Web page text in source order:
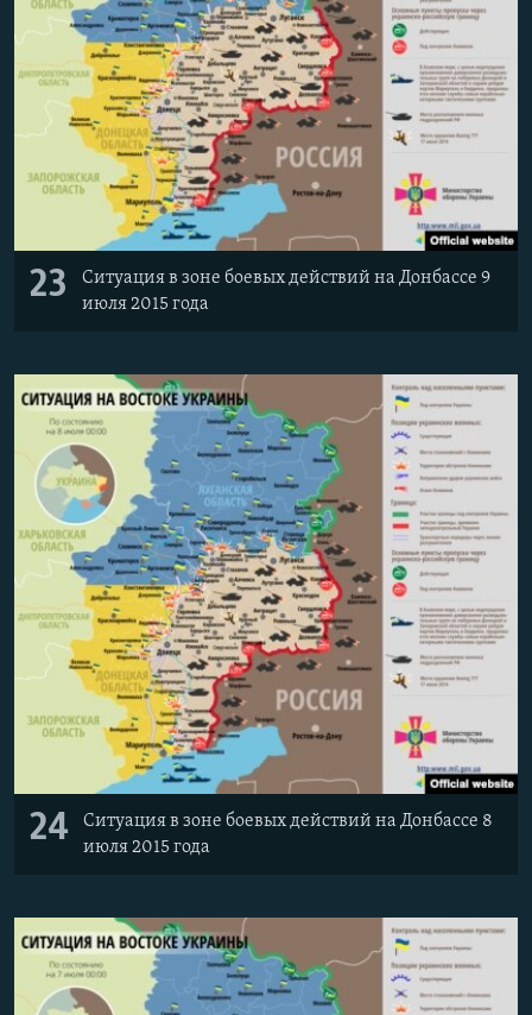
23
Ситуация в зоне боевых действий на Донбассе 9
июля 2015 года
24
Ситуация в зоне боевых действий на Донбассе 8
июля 2015 года